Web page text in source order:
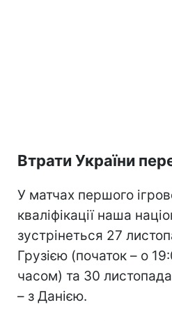
Втрати України
У матчах першого
кваліфікації наша
зустрінеться 27
Грузією (початок – о
часом) та 30 листопада
– з Данією.